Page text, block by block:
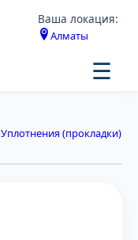
Ваша локация:
Алматы
☰
Уплотнения (прокладки)